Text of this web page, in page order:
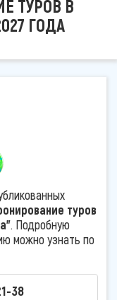
ТУРОВ В
ГОДА
туров
. Подробную
можно узнать по
38